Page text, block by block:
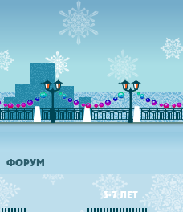
ФОРУМ
3-7 ЛЕТ